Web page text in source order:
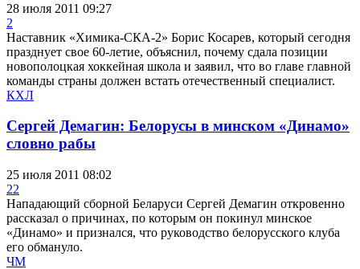
28 июля 2011 09:27
2
Наставник «Химика-СКА-2» Борис Косарев, который сегодня
празднует свое 60-летие, объяснил, почему сдала позиции
новополоцкая хоккейная школа и заявил, что во главе главной
команды страны должен встать отечественный специалист.
КХЛ
Сергей Демагин: Белорусы в минском «Динамо»
словно рабы
25 июля 2011 08:02
22
Нападающий сборной Беларуси Сергей Демагин откровенно
рассказал о причинах, по которым он покинул минское
«Динамо» и признался, что руководство белорусского клуба
его обмануло.
ЧМ